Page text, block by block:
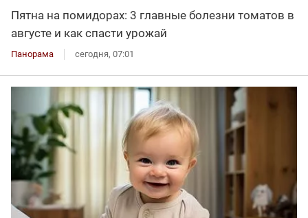
Пятна на помидорах: 3 главные болезни томатов в
августе и как спасти урожай
Панорама сегодня, 07:01